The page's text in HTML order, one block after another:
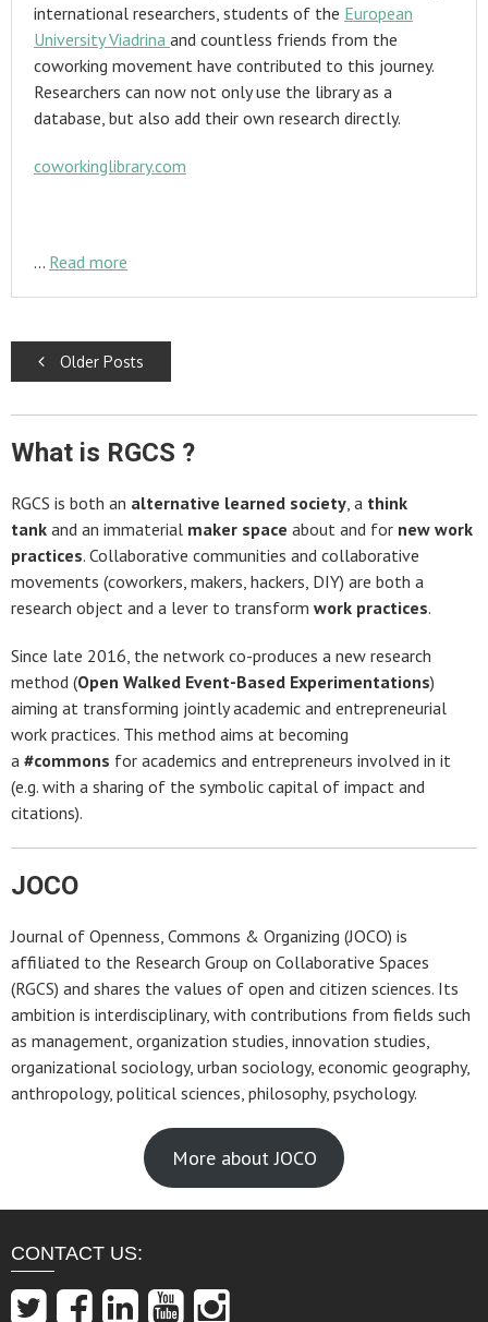
international researchers, students of the European
University Viadrina and countless friends from the
coworking movement have contributed to this journey.
Researchers can now not only use the library as a
database, but also add their own research directly.
coworkinglibrary.com
… Read more
Posts
Older Posts
What is RGCS ?
RGCS is both an alternative learned society , a think
tank and an immaterial maker space about and for new work
practices. Collaborative communities and collaborative
movements (coworkers, makers, hackers, DIY) are both a
research object and a lever to transform work practices.
Since late 2016, the network co-produces a new research
method (Open Walked Event-Based Experimentations)
aiming at transforming jointly academic and entrepreneurial
work practices. This method aims at becoming
a #commons for academics and entrepreneurs involved in it
(e.g. with a sharing of the symbolic capital of impact and
citations).
JOCO
Journal of Openness, Commons & Organizing (JOCO) is
affiliated to the Research Group on Collaborative Spaces
(RGCS) and shares the values of open and citizen sciences. Its
ambition is interdisciplinary, with contributions from fields such
as management, organization studies, innovation studies,
organizational sociology, urban sociology, economic geography,
anthropology, political sciences, philosophy, psychology.
More about JOCO
CONTACT US: